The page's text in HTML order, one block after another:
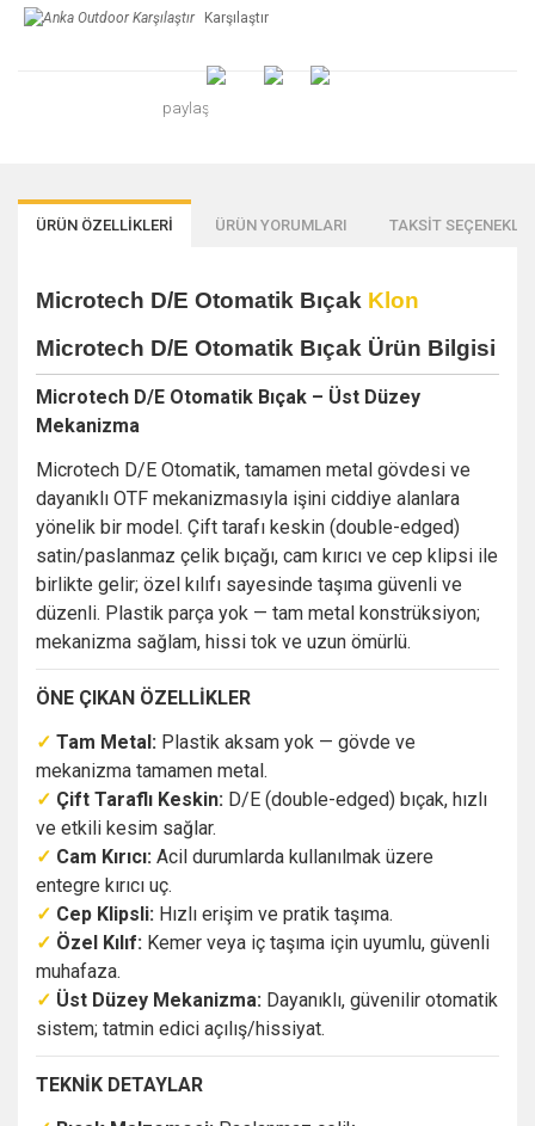
Karşılaştır
paylaş
ÜRÜN ÖZELLİKLERİ ÜRÜN YORUMLARI TAKSİT
Microtech D/E Otomatik Bıçak Klon
Microtech D/E Otomatik Bıçak Ürün Bilgisi
Microtech D/E Otomatik Bıçak – Üst Düzey
Mekanizma
Microtech D/E Otomatik, tamamen metal gövdesi ve
dayanıklı OTF mekanizmasıyla işini ciddiye alanlara
yönelik bir model. Çift tarafı keskin (double-edged)
satin/paslanmaz çelik bıçağı, cam kırıcı ve cep klipsi ile
birlikte gelir; özel kılıfı sayesinde taşıma güvenli ve
düzenli. Plastik parça yok — tam metal konstrüksiyon;
mekanizma sağlam, hissi tok ve uzun ömürlü.
ÖNE ÇIKAN ÖZELLİKLER
✓ Tam Metal: Plastik aksam yok — gövde ve
mekanizma tamamen metal.
✓ Çift Taraflı Keskin: D/E (double-edged) bıçak, hızlı
ve etkili kesim sağlar.
✓ Cam Kırıcı: Acil durumlarda kullanılmak üzere
entegre kırıcı uç.
✓ Cep Klipsli: Hızlı erişim ve pratik taşıma.
✓ Özel Kılıf: Kemer veya iç taşıma için uyumlu, güvenli
muhafaza.
✓ Üst Düzey Mekanizma: Dayanıklı, güvenilir otomatik
sistem; tatmin edici açılış/hissiyat.
TEKNİK DETAYLAR